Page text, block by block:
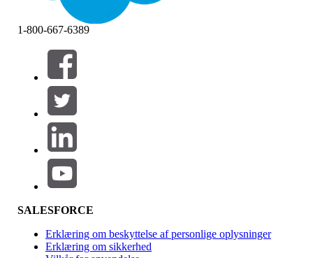
Filtrer efter (0)
VÆLG FILTRE
Produktområde
Funktionspåvirkning
1-800-667-6389
SALESFORCE
Erklæring om beskyttelse af personlige oplysninger
Erklæring om sikkerhed